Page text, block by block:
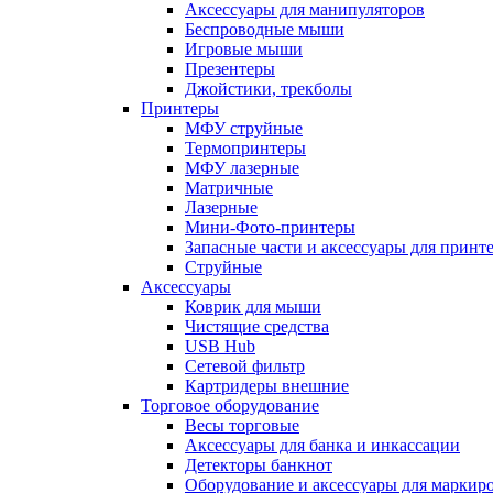
Аксессуары для манипуляторов
Беспроводные мыши
Игровые мыши
Презентеры
Джойстики, трекболы
Принтеры
МФУ струйные
Термопринтеры
МФУ лазерные
Матричные
Лазерные
Мини-Фото-принтеры
Запасные части и аксессуары для
Струйные
Аксессуары
Коврик для мыши
Чистящие средства
USB Hub
Сетевой фильтр
Картридеры внешние
Торговое оборудование
Весы торговые
Аксессуары для банка и инкассации
Детекторы банкнот
Оборудование и аксессуары для